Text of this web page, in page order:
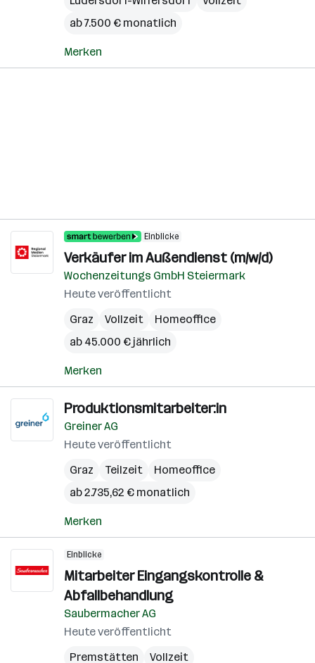
ab 7.500 € monatlich
Merken
Einblicke
Verkäufer im Außendienst (m/w/d)
Wochenzeitungs GmbH Steiermark
Heute veröffentlicht
Graz
Vollzeit
Homeoffice
ab 45.000 € jährlich
Merken
Produktionsmitarbeiter:in
Greiner AG
Heute veröffentlicht
Graz
Teilzeit
Homeoffice
ab 2.735,62 € monatlich
Merken
Einblicke
Mitarbeiter Eingangskontrolle &
Abfallbehandlung
Saubermacher AG
Heute veröffentlicht
Premstätten
Vollzeit